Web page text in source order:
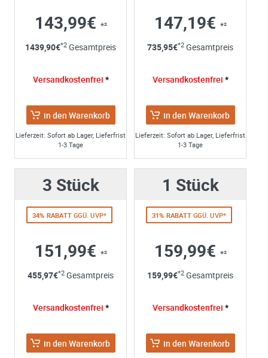
Ihre Anschrift
Firma:
e-mail*:
*
Ich stimme zu, dass meine Angaben aus dem
Kontaktformular zur Beantwortung meiner Anfrage
und verarbeitet werden. Die Daten werden nach
abgeschlossener Bearbeitung Ihrer Anfrage gelöscht. Sie
können Ihre Einwilligung jederzeit für die Zukunft per E-
widerrufen. Detaillierte Informationen zum Umgang mit
143,99€ *²
1439,90€*2 Gesamtpreis
Versandkostenfrei *
in den Warenkorb
Lieferzeit: Sofort ab Lager, Lieferfrist
1-3 Tage
147,19€ *²
735,95€*2 Gesamtpreis
Versandkostenfrei *
in den Warenkorb
Lieferzeit: Sofort ab Lager, Lieferfrist
1-3 Tage
3 Stück
34% RABATT GGÜ. UVP*
151,99€ *²
455,97€*2 Gesamtpreis
Versandkostenfrei *
in den Warenkorb
1 Stück
31% RABATT GGÜ. UVP*
159,99€ *²
159,99€*2 Gesamtpreis
Versandkostenfrei *
in den Warenkorb